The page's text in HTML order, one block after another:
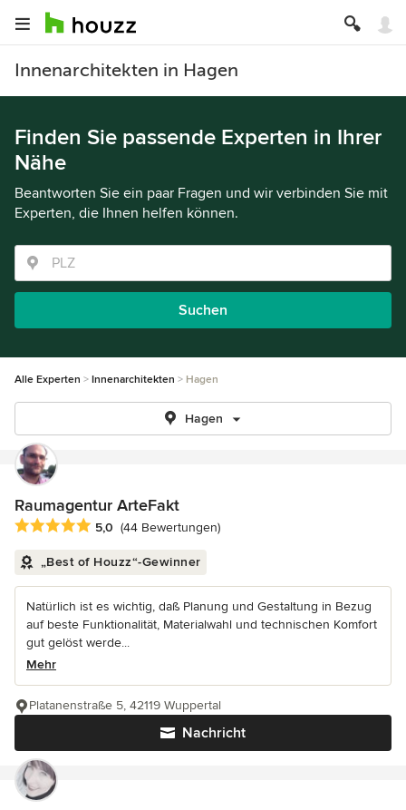
Innenarchitekten in Hagen
Finden Sie passende Experten in Ihrer
Nähe
Beantworten Sie ein paar Fragen und wir verbinden Sie mit
Experten, die Ihnen helfen können.
Suchen
Alle Experten Innenarchitekten Hagen
Hagen
Raumagentur ArteFakt
Durchschnittliche Bewertung: 5 von 5 Sternen
5,0 (44 Bewertungen)
„Best of Houzz“-Gewinner
Natürlich ist es wichtig, daß Planung und Gestaltung in Bezug
auf beste Funktionalität, Materialwahl und technischen Komfort
gut gelöst werde...
Mehr
Nachricht
Platanenstraße 5, 42119 Wuppertal